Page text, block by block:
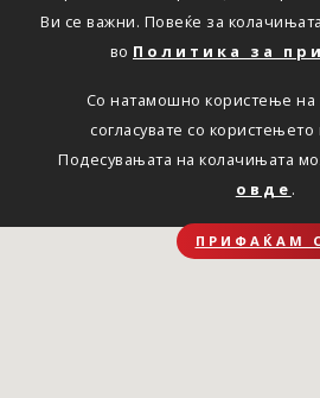
Ви се важни. Повеќе за
во Политика за
Со натамошно користење на
согласувате со
Подесувањата на колачињата
овде .
ПРИФАЌАМ